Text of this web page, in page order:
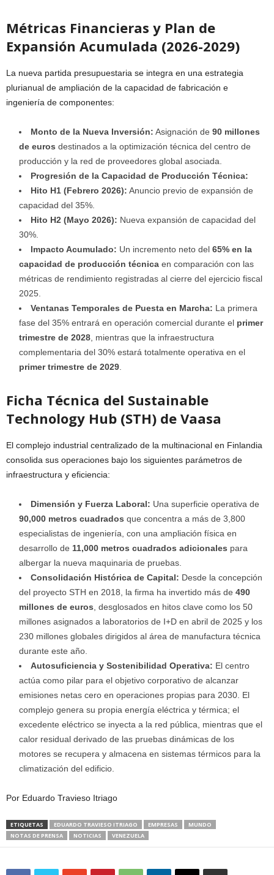
Métricas Financieras y Plan de
Expansión Acumulada (2026-2029)
La nueva partida presupuestaria se integra en una estrategia
plurianual de ampliación de la capacidad de fabricación e
ingeniería de componentes:
Monto de la Nueva Inversión: Asignación de 90 millones
de euros destinados a la optimización técnica del centro de
producción y la red de proveedores global asociada.
Progresión de la Capacidad de Producción Técnica:
Hito H1 (Febrero 2026): Anuncio previo de expansión de
capacidad del 35%.
Hito H2 (Mayo 2026): Nueva expansión de capacidad del
30%.
Impacto Acumulado: Un incremento neto del 65% en la
capacidad de producción técnica en comparación con las
métricas de rendimiento registradas al cierre del ejercicio fiscal
2025.
Ventanas Temporales de Puesta en Marcha: La primera
fase del 35% entrará en operación comercial durante el primer
trimestre de 2028 , mientras que la infraestructura
complementaria del 30% estará totalmente operativa en el
primer trimestre de 2029
Ficha Técnica del Sustainable
Technology Hub (STH) de Vaasa
El complejo industrial centralizado de la multinacional en Finlandia
consolida sus operaciones bajo los siguientes parámetros de
infraestructura y eficiencia:
Dimensión y Fuerza Laboral: Una superficie operativa de
90,000 metros cuadrados que concentra a más de 3,800
especialistas de ingeniería, con una ampliación física en
desarrollo de 11,000 metros cuadrados adicionales para
albergar la nueva maquinaria de pruebas.
Consolidación Histórica de Capital: Desde la concepción
del proyecto STH en 2018, la firma ha invertido más de 490
millones de euros , desglosados en hitos clave como los 50
millones asignados a laboratorios de I+D en abril de 2025 y los
230 millones globales dirigidos al área de manufactura técnica
durante este año.
Autosuficiencia y Sostenibilidad Operativa: El centro
actúa como pilar para el objetivo corporativo de alcanzar
emisiones netas cero en operaciones propias para 2030. El
complejo genera su propia energía eléctrica y térmica; el
excedente eléctrico se inyecta a la red pública, mientras que el
calor residual derivado de las pruebas dinámicas de los
motores se recupera y almacena en sistemas térmicos para la
climatización del edificio.
Por Eduardo Travieso Itriago
ETIQUETAS EDUARDO TRAVIESO ITRIAGO EMPRESAS
MUNDO
NOTAS DE PRENSA
NOTICIAS VENEZUELA